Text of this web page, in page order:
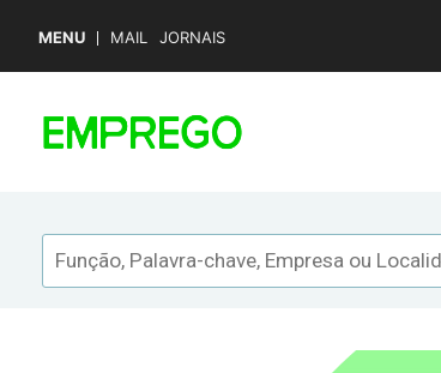
MENU MAIL JORNAIS